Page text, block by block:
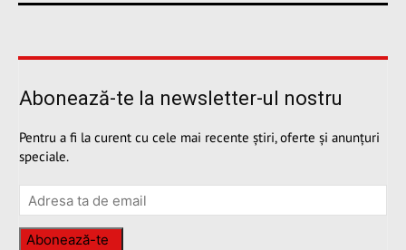
Abonează-te la newsletter-ul nostru
Pentru a fi la curent cu cele mai recente știri, oferte și anunțuri
speciale.
Abonează-te